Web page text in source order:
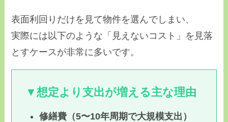
表面利回りだけを見て物件を選んでしまい、
実際には以下のような「見えないコスト」を見落
とすケースが非常に多いです。
▼想定より支出が増える主な理由
修繕費（5〜10年周期で大規模支出）